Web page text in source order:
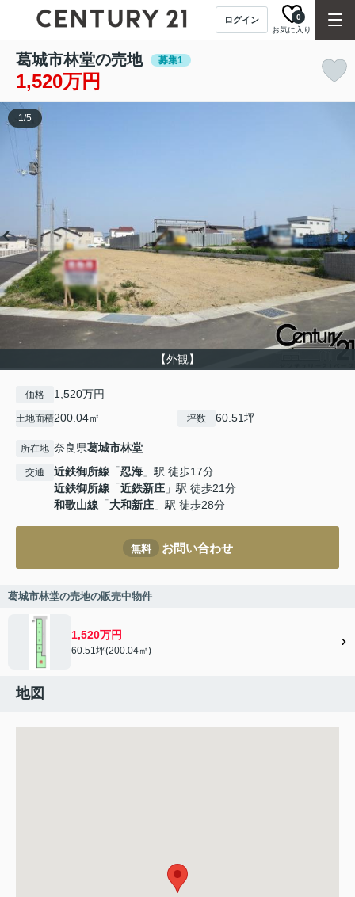
ログイン
お気に入り
0
葛城市林堂の売地 募集1
1,520万円
【外観】
1/5
価格 1,520万円
土地面積200.04㎡ 坪数 60.51坪
所在地 奈良県葛城市林堂
交通 近鉄御所線 「忍海 」駅 徒歩17分
近鉄御所線 「近鉄新庄 」駅 徒歩21分
和歌山線 「大和新庄 」駅 徒歩28分
無料 お問い合わせ
葛城市林堂の売地の販売中物件
1,520万円
60.51坪(200.04㎡)
地図